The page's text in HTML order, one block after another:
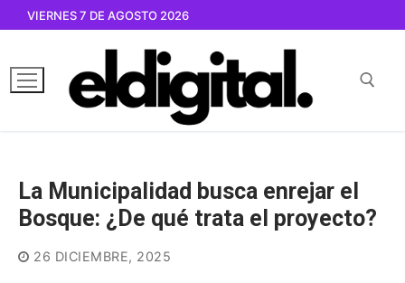
contenido
VIERNES 7 DE AGOSTO 2026
La Municipalidad busca enrejar el
Bosque: ¿De qué trata el proyecto?
26 DICIEMBRE, 2025